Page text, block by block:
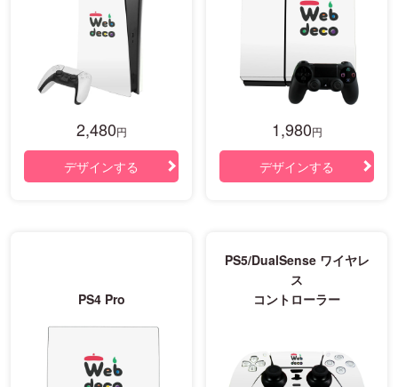
2,480円
デザインする
1,980円
デザインする
PS4 Pro
PS5/DualSense ワイヤレ
ス
コントローラー